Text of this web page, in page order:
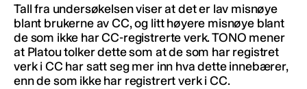
Tall fra undersøkelsen viser at det er lav misnøye
blant brukerne av CC, og litt høyere misnøye blant
de som ikke har CC-registrerte verk. TONO mener
at Platou tolker dette som at de som har registret
verk i CC har satt seg mer inn hva dette innebærer,
enn de som ikke har registrert verk i CC.